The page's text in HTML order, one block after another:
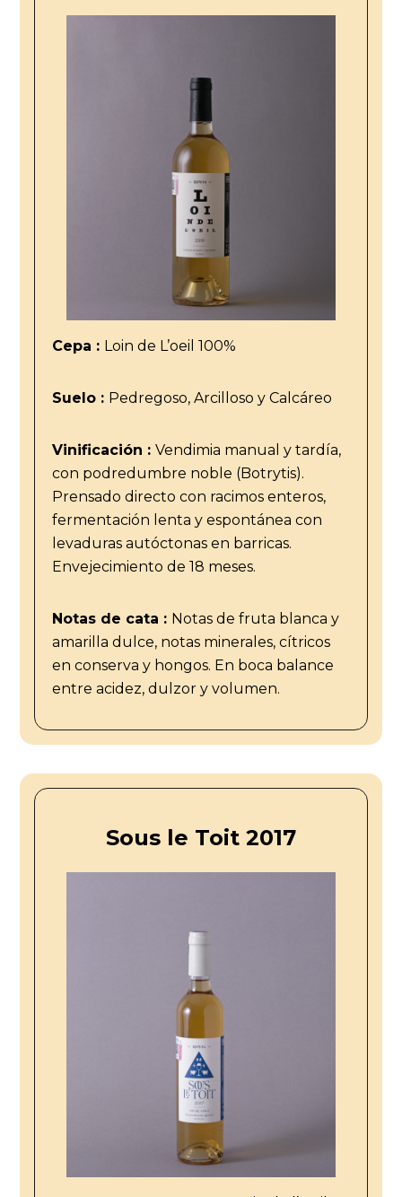
Cepa : Loin de L’oeil 100%
Suelo : Pedregoso, Arcilloso y Calcáreo
Vinificación : Vendimia manual y tardía,
con podredumbre noble (Botrytis).
Prensado directo con racimos enteros,
fermentación lenta y espontánea con
levaduras autóctonas en barricas.
Envejecimiento de 18 meses.
Notas de cata : Notas de fruta blanca y
amarilla dulce, notas minerales, cítricos
en conserva y hongos. En boca balance
entre acidez, dulzor y volumen.
Sous le Toit 2017